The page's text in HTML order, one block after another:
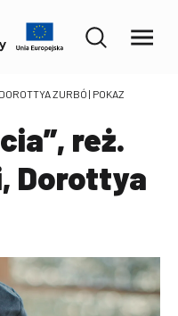
ZURBÓ | POKAZ
reż.
Dorottya